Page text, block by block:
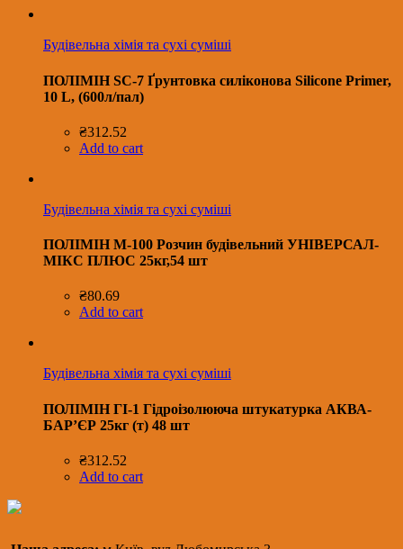
Будівельна хімія та сухі суміші
ПОЛІМІН SC-7 Ґрунтовка силіконова Silicone Primer,
10 L, (600л/пал)
₴312.52
Add to cart
Будівельна хімія та сухі суміші
ПОЛІМІН М-100 Розчин будівельний УНІВЕРСАЛ-
МІКС ПЛЮС 25кг,54 шт
₴80.69
Add to cart
Будівельна хімія та сухі суміші
ПОЛІМІН ГІ-1 Гідроізолююча штукатурка АКВА-
БАР’ЄР 25кг (т) 48 шт
₴312.52
Add to cart